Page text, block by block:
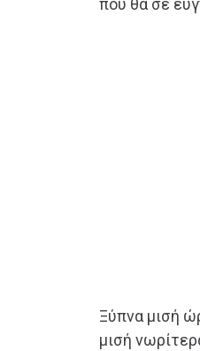
που θα σε
Ξύπνα μισή
μισή